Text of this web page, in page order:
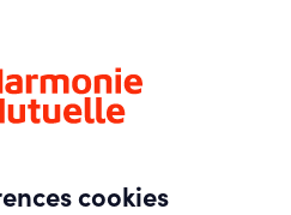
cookies